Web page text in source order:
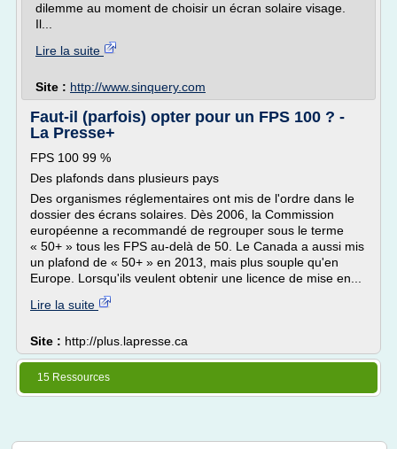
dilemme au moment de choisir un écran solaire visage.
Il...
Lire la suite
Site : http://www.sinquery.com
Faut-il (parfois) opter pour un FPS 100 ? -
La Presse+
FPS 100 99 %
Des plafonds dans plusieurs pays
Des organismes réglementaires ont mis de l'ordre dans le
dossier des écrans solaires. Dès 2006, la Commission
européenne a recommandé de regrouper sous le terme
« 50+ » tous les FPS au-delà de 50. Le Canada a aussi mis
un plafond de « 50+ » en 2013, mais plus souple qu'en
Europe. Lorsqu'ils veulent obtenir une licence de mise en...
Lire la suite
Site : http://plus.lapresse.ca
15 Ressources